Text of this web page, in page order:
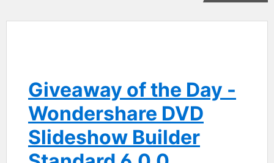
Giveaway of the Day -
Wondershare DVD
Slideshow Builder